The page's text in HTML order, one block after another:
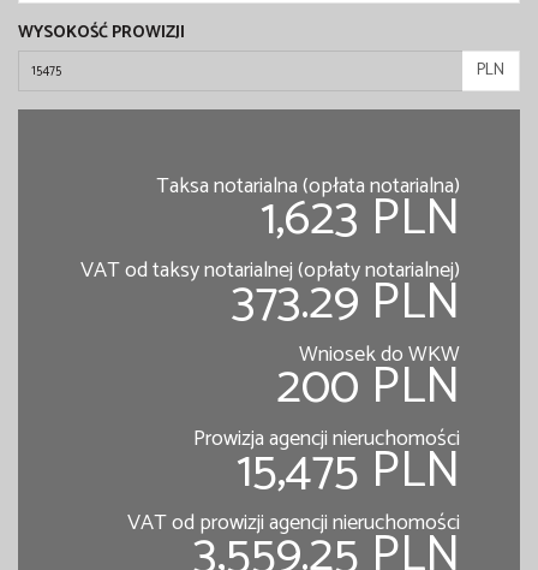
WYSOKOŚĆ PROWIZJI
PLN
Taksa notarialna (opłata notarialna)
1,623 PLN
VAT od taksy notarialnej (opłaty notarialnej)
373.29 PLN
Wniosek do WKW
200 PLN
Prowizja agencji nieruchomości
15,475 PLN
VAT od prowizji agencji nieruchomości